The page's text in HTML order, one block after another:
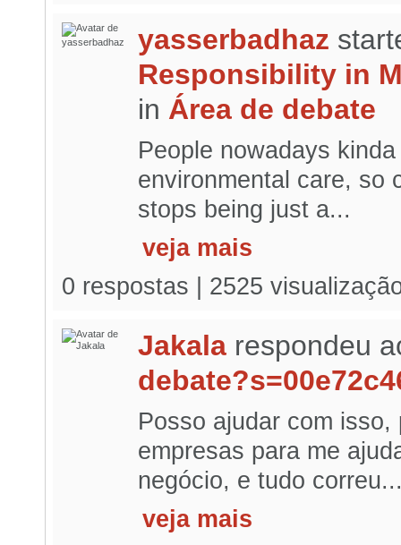
yasserbadhaz
Responsibility in
in Área de debate
People nowadays
environmental care, so
stops being just a...
veja mais
0 respostas | 2525
Jakala respondeu
Posso ajudar com
empresas para me
negócio, e tudo
veja mais